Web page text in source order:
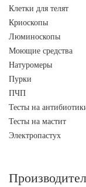
Клетки для телят
Криоскопы
Люминоскопы
Моющие средства
Натуромеры
Пурки
ПЧП
Тесты на
Тесты на мастит
Электропастух